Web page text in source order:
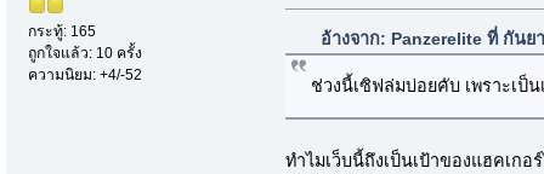
กระทู้: 165
ถูกใจแล้ว: 10 ครั้ง
ความนิยม: +4/-52
อ้างจาก: Panzerelite ที่ กันย
ช่วงนี้เซิฟล่มบ่อยคับ เพราะเป็
ทำไมเว็บนี้ถึงเป็นเป้าของแฮคเก